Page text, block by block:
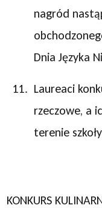
nagród
Dnia Języka
Laureaci
rzeczowe, a
terenie
KONKURS